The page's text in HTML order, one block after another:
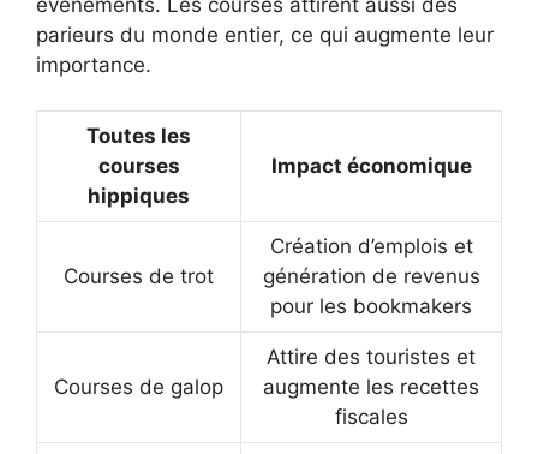
parieurs du monde entier, ce qui augmente leur
importance.
Toutes les
courses
hippiques
Impact économique
Courses de trot
Création d’emplois et
génération de revenus
pour les bookmakers
Courses de galop
Attire des touristes et
augmente les recettes
fiscales